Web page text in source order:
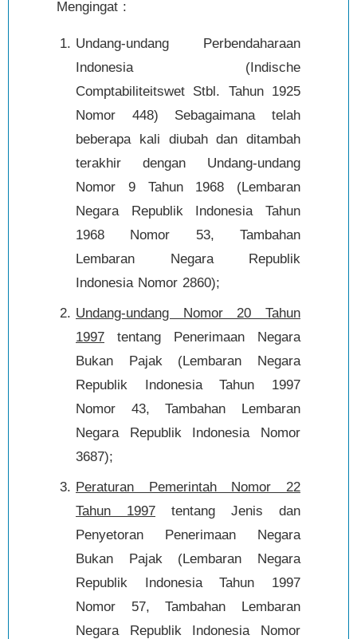
Mengingat :
Undang-undang Perbendaharaan
Indonesia (Indische
Comptabiliteitswet Stbl. Tahun 1925
Nomor 448) Sebagaimana telah
beberapa kali diubah dan ditambah
terakhir dengan Undang-undang
Nomor 9 Tahun 1968 (Lembaran
Negara Republik Indonesia Tahun
1968 Nomor 53, Tambahan
Lembaran Negara Republik
Indonesia Nomor 2860);
Undang-undang Nomor 20 Tahun
1997 tentang Penerimaan Negara
Bukan Pajak (Lembaran Negara
Republik Indonesia Tahun 1997
Nomor 43, Tambahan Lembaran
Negara Republik Indonesia Nomor
3687);
Peraturan Pemerintah Nomor 22
Tahun 1997 tentang Jenis dan
Penyetoran Penerimaan Negara
Bukan Pajak (Lembaran Negara
Republik Indonesia Tahun 1997
Nomor 57, Tambahan Lembaran
Negara Republik Indonesia Nomor